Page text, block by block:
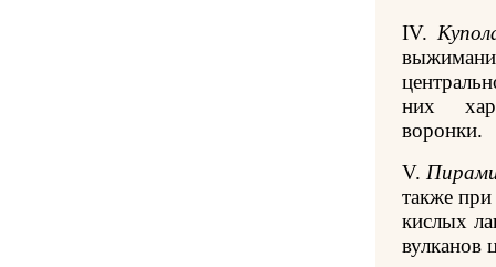
IV.
них
воронки.
V.
также
кислых
вулканов